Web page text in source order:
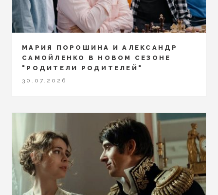
МАРИЯ ПОРОШИНА И АЛЕКСАНДР
САМОЙЛЕНКО В НОВОМ СЕЗОНЕ
"РОДИТЕЛИ РОДИТЕЛЕЙ"
30.07.2026